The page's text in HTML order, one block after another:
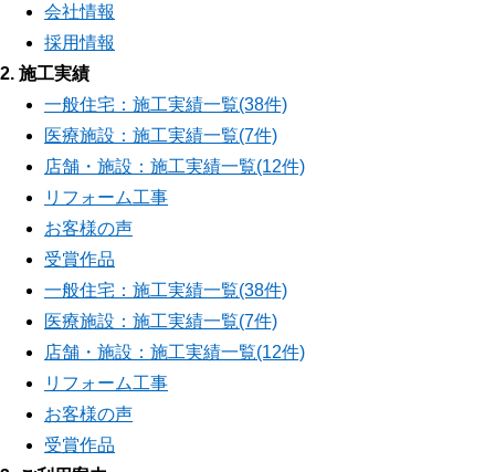
会社情報
採用情報
2. 施工実績
一般住宅：施工実績一覧(38件)
医療施設：施工実績一覧(7件)
店舗・施設：施工実績一覧(12件)
リフォーム工事
お客様の声
受賞作品
一般住宅：施工実績一覧(38件)
医療施設：施工実績一覧(7件)
店舗・施設：施工実績一覧(12件)
リフォーム工事
お客様の声
受賞作品